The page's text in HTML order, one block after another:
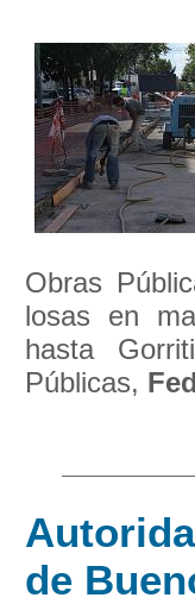
Obras
losas en
hasta
Públicas,
de